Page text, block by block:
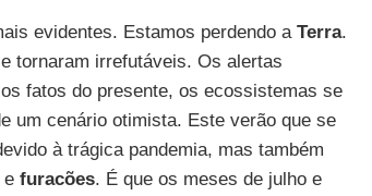
evidentes. Estamos perdendo a Terra.
tornaram irrefutáveis. Os alertas
fatos do presente, os ecossistemas se
um cenário otimista. Este verão que se
à trágica pandemia, mas também
furacões. É que os meses de julho e